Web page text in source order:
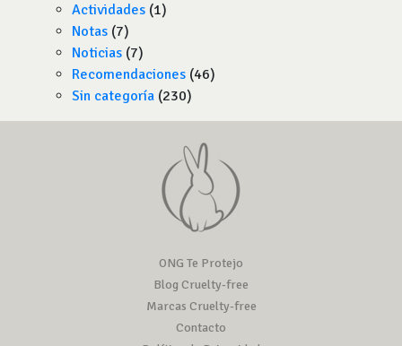
Actividades (1)
Notas (7)
Noticias (7)
Recomendaciones (46)
Sin categoría (230)
ONG Te Protejo
Blog Cruelty-free
Marcas Cruelty-free
Contacto